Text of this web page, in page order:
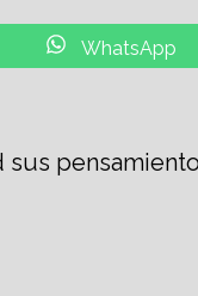
Share
on
WhatsApp